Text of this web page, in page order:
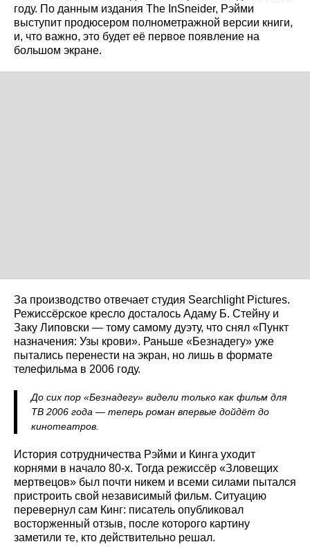
году. По данным издания The InSneider, Рэйми
выступит продюсером полнометражной версии книги,
и, что важно, это будет её первое появление на
большом экране.
За производство отвечает студия Searchlight Pictures.
Режиссёрское кресло досталось Адаму Б. Стейну и
Заку Липовски — тому самому дуэту, что снял «Пункт
назначения: Узы крови». Раньше «Безнадегу» уже
пытались перенести на экран, но лишь в формате
телефильма в 2006 году.
До сих пор «Безнадегу» видели только как фильм для
ТВ 2006 года — теперь роман впервые дойдёт до
кинотеатров.
История сотрудничества Рэйми и Кинга уходит
корнями в начало 80-х. Тогда режиссёр «Зловещих
мертвецов» был почти никем и всеми силами пытался
пристроить свой независимый фильм. Ситуацию
перевернул сам Кинг: писатель опубликовал
восторженный отзыв, после которого картину
заметили те, кто действительно решал.